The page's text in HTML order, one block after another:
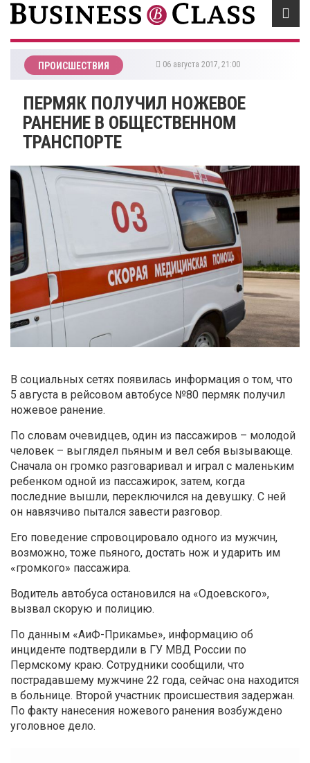
ПРОИСШЕСТВИЯ 06 августа 2017, 21:00
ПЕРМЯК ПОЛУЧИЛ НОЖЕВОЕ
РАНЕНИЕ В ОБЩЕСТВЕННОМ
ТРАНСПОРТЕ
В социальных сетях появилась информация о том, что
5 августа в рейсовом автобусе №80 пермяк получил
ножевое ранение.
По словам очевидцев, один из пассажиров – молодой
человек – выглядел пьяным и вел себя вызывающе.
Сначала он громко разговаривал и играл с маленьким
ребенком одной из пассажирок, затем, когда
последние вышли, переключился на девушку. С ней
он навязчиво пытался завести разговор.
Его поведение спровоцировало одного из мужчин,
возможно, тоже пьяного, достать нож и ударить им
«громкого» пассажира.
Водитель автобуса остановился на «Одоевского»,
вызвал скорую и полицию.
По данным «АиФ-Прикамье», информацию об
инциденте подтвердили в ГУ МВД России по
Пермскому краю. Сотрудники сообщили, что
пострадавшему мужчине 22 года, сейчас она находится
в больнице. Второй участник происшествия задержан.
По факту нанесения ножевого ранения возбуждено
уголовное дело.